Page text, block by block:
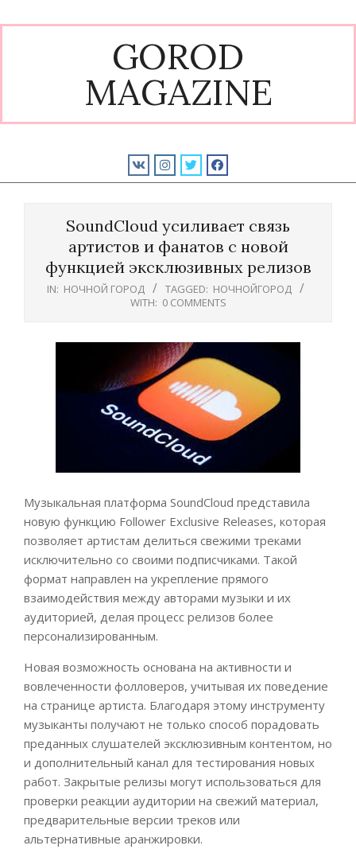
to
GOROD
MAGAZINE
SoundCloud усиливает связь
артистов и фанатов с новой
функцией эксклюзивных релизов
IN: НОЧНОЙ ГОРОД TAGGED: НОЧНОЙГОРОД
WITH: 0 COMMENTS
Музыкальная платформа SoundCloud представила
новую функцию Follower Exclusive Releases, которая
позволяет артистам делиться свежими треками
исключительно со своими подписчиками. Такой
формат направлен на укрепление прямого
взаимодействия между авторами музыки и их
аудиторией, делая процесс релизов более
персонализированным.
Новая возможность основана на активности и
вовлеченности фолловеров, учитывая их поведение
на странице артиста. Благодаря этому инструменту
музыканты получают не только способ порадовать
преданных слушателей эксклюзивным контентом, но
и дополнительный канал для тестирования новых
работ. Закрытые релизы могут использоваться для
проверки реакции аудитории на свежий материал,
предварительные версии треков или
альтернативные аранжировки.